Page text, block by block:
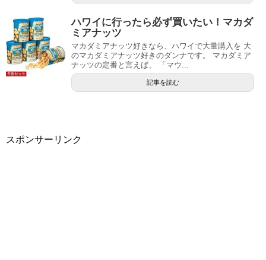
ハワイに行ったら必ず買いたい！マカダ
ミアナッツ
マカダミアナッツ好きなら、ハワイで大量購入を 大
のマカダミアナッツ好きのダンナです。 マカダミア
ナッツの定番と言えば、 「マウ...
記事を読む
スポンサーリンク